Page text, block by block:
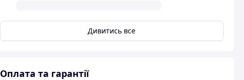
Дивитись все
Оплата та гарантії